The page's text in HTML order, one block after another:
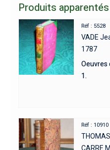
Produits apparentés
Réf : 5528
VADE
1787
Oeuvres
1.
Réf : 10910
CARRE